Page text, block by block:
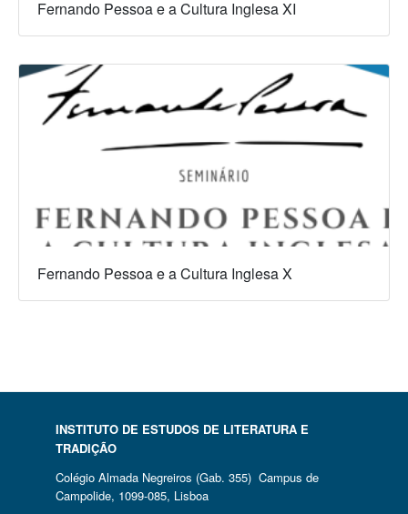
Fernando Pessoa e a Cultura Inglesa XI
Fernando Pessoa e a Cultura Inglesa X
INSTITUTO DE ESTUDOS DE LITERATURA E
TRADIÇÃO
Colégio Almada Negreiros (Gab. 355) Campus de
Campolide, 1099-085, Lisboa